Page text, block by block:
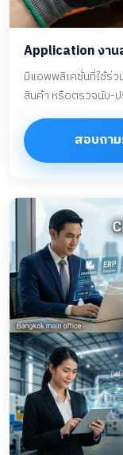
Application งา
มีแอพพลิเคชั่นที่ใช้ร่
สินค้า หรือตรวจนับ-
สอบถา